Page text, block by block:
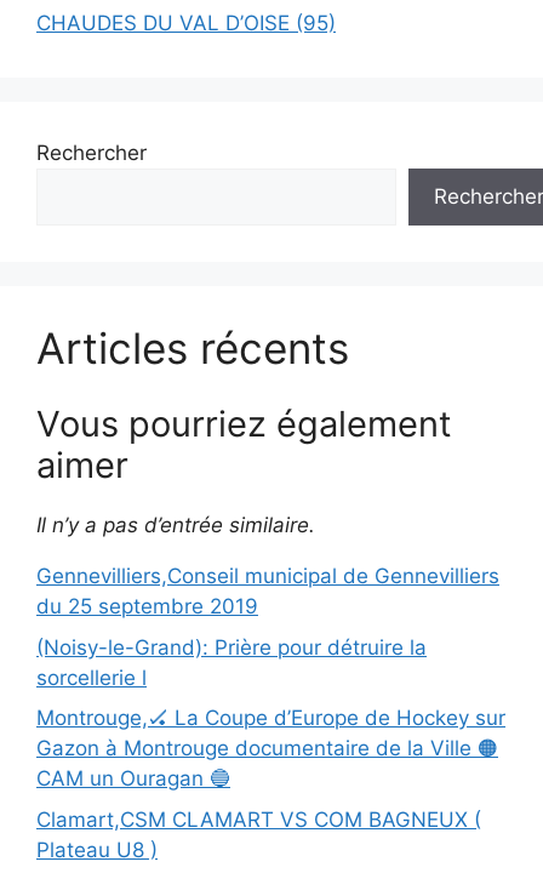
CHAUDES DU VAL D’OISE (95)
Rechercher
Rechercher
Articles récents
Vous pourriez également
aimer
Il n’y a pas d’entrée similaire.
Gennevilliers,Conseil municipal de Gennevilliers
du 25 septembre 2019
(Noisy-le-Grand): Prière pour détruire la
sorcellerie l
Montrouge,🏑 La Coupe d’Europe de Hockey sur
Gazon à Montrouge documentaire de la Ville 🟠
CAM un Ouragan 🔵
Clamart,CSM CLAMART VS COM BAGNEUX (
Plateau U8 )